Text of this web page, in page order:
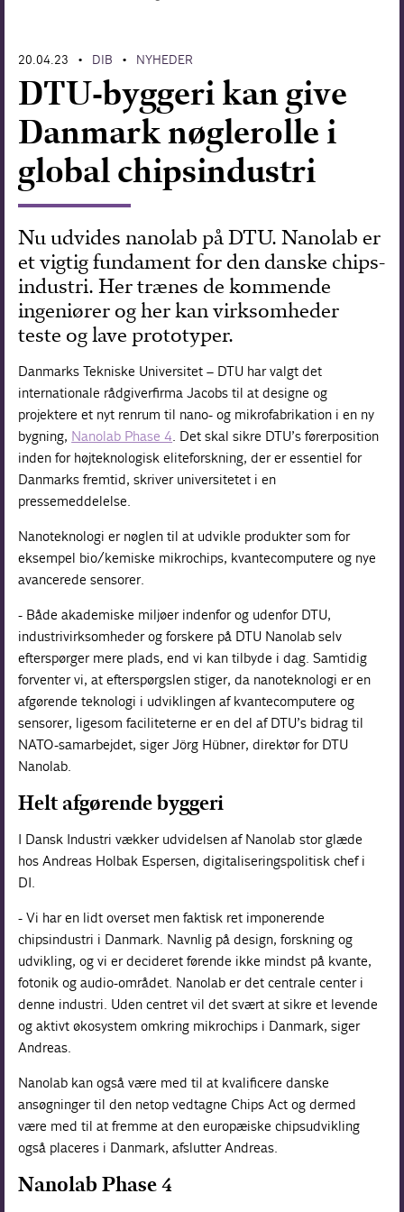
20.04.23 • DIB • NYHEDER
DTU-byggeri kan give
Danmark nøglerolle i
global chipsindustri
Nu udvides nanolab på DTU. Nanolab er
et vigtig fundament for den danske chips-
industri. Her trænes de kommende
ingeniører og her kan virksomheder
teste og lave prototyper.
Danmarks Tekniske Universitet – DTU har valgt det
internationale rådgiverfirma Jacobs til at designe og
projektere et nyt renrum til nano- og mikrofabrikation i en ny
bygning, Nanolab Phase 4 . Det skal sikre DTU’s førerposition
inden for højteknologisk eliteforskning, der er essentiel for
Danmarks fremtid, skriver universitetet i en
pressemeddelelse.
Nanoteknologi er nøglen til at udvikle produkter som for
eksempel bio/kemiske mikrochips, kvantecomputere og nye
avancerede sensorer.
- Både akademiske miljøer indenfor og udenfor DTU,
industrivirksomheder og forskere på DTU Nanolab selv
efterspørger mere plads, end vi kan tilbyde i dag. Samtidig
forventer vi, at efterspørgslen stiger, da nanoteknologi er en
afgørende teknologi i udviklingen af kvantecomputere og
sensorer, ligesom faciliteterne er en del af DTU’s bidrag til
NATO-samarbejdet, siger Jörg Hübner, direktør for DTU
Nanolab.
Helt afgørende byggeri
I Dansk Industri vækker udvidelsen af Nanolab stor glæde
hos Andreas Holbak Espersen, digitaliseringspolitisk chef i
DI.
- Vi har en lidt overset men faktisk ret imponerende
chipsindustri i Danmark. Navnlig på design, forskning og
udvikling, og vi er decideret førende ikke mindst på kvante,
fotonik og audio-området. Nanolab er det centrale center i
denne industri. Uden centret vil det svært at sikre et levende
og aktivt økosystem omkring mikrochips i Danmark, siger
Andreas.
Nanolab kan også være med til at kvalificere danske
ansøgninger til den netop vedtagne Chips Act og dermed
være med til at fremme at den europæiske chipsudvikling
også placeres i Danmark, afslutter Andreas.
Nanolab Phase 4